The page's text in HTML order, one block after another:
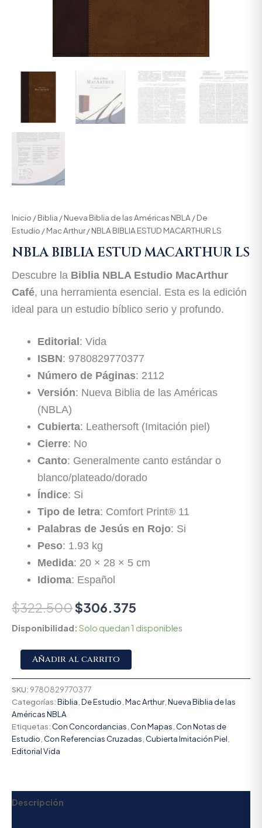
Inicio /Biblia /Nueva Biblia de las Américas NBLA /De
Estudio /Mac Arthur/ NBLA BIBLIA ESTUD MACARTHUR LS
NBLA BIBLIA ESTUD MACARTHUR LS
Descubre la Biblia NBLA Estudio MacArthur
Café, una herramienta esencial. Esta es la edición
ideal para un estudio bíblico serio y profundo.
Editorial: Vida
ISBN: 9780829770377
Número de Páginas: 2112
Versión: Nueva Biblia de las Américas
(NBLA)
Cubierta: Leathersoft (Imitación piel)
Cierre: No
Canto: Generalmente canto estándar o
blanco/plateado/dorado
Índice: Si
Tipo de letra: Comfort Print® 11
Palabras de Jesús en Rojo: Si
Peso: 1.93 kg
Medida: 20 × 28 × 5 cm
Idioma: Español
$322.500$306.375
Disponibilidad: Solo quedan 1 disponibles
Añadir al carrito
SKU: 9780829770377
Categorías:Biblia De Estudio Mac Arthur, Nueva Biblia de las
Américas NBLA
Etiquetas: Con Concordancias Con Mapas Con Notas de
Estudio Con Referencias Cruzadas Cubierta Imitación Piel
Editorial Vida
Descripción